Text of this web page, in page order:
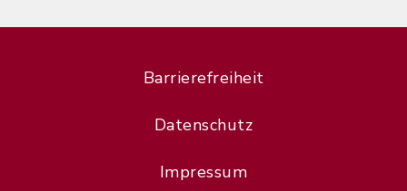
Barrierefreiheit
Datenschutz
Impressum